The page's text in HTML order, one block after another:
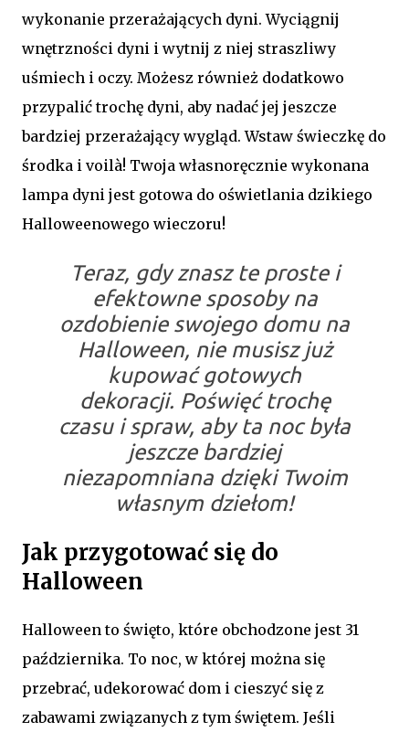
wykonanie przerażających dyni. Wyciągnij
wnętrzności dyni i wytnij z niej straszliwy
uśmiech i oczy. Możesz również dodatkowo
przypalić trochę dyni, aby nadać jej jeszcze
bardziej przerażający wygląd. Wstaw świeczkę do
środka i voilà! Twoja własnoręcznie wykonana
lampa dyni jest gotowa do oświetlania dzikiego
Halloweenowego wieczoru!
Teraz, gdy znasz te proste i
efektowne sposoby na
ozdobienie swojego domu na
Halloween, nie musisz już
kupować gotowych
dekoracji. Poświęć trochę
czasu i spraw, aby ta noc była
jeszcze bardziej
niezapomniana dzięki Twoim
własnym dziełom!
Jak przygotować się do
Halloween
Halloween to święto, które obchodzone jest 31
października. To noc, w której można się
przebrać, udekorować dom i cieszyć się z
zabawami związanych z tym świętem. Jeśli